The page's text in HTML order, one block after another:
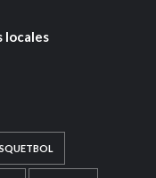
locales